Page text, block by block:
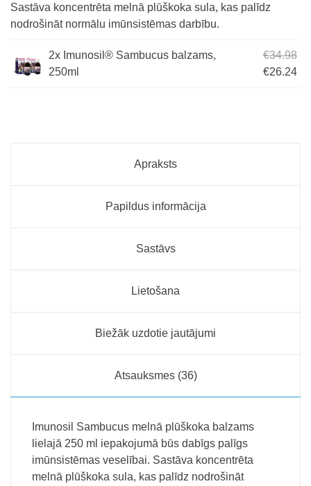
Sastāva koncentrēta melnā plūškoka sula, kas palīdz
nodrošināt normālu imūnsistēmas darbību.
2x Imunosil® Sambucus balzams,
250ml
€34.98
€26.24
Apraksts
Papildus informācija
Sastāvs
Lietošana
Biežāk uzdotie jautājumi
Atsauksmes (36)
Imunosil Sambucus melnā plūškoka balzams
lielajā 250 ml iepakojumā būs dabīgs palīgs
imūnsistēmas veselībai. Sastāva koncentrēta
melnā plūškoka sula, kas palīdz nodrošināt